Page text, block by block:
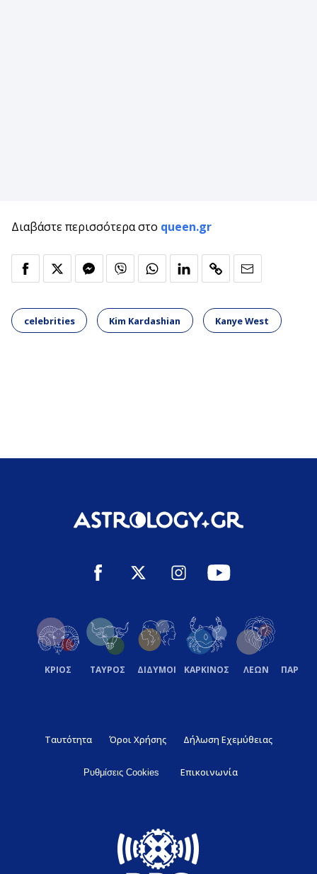
Διαβάστε περισσότερα στο queen.gr
celebrities Kim Kardashian Kanye West
ΚΡΙΟΣ ΤΑΥΡΟΣ ΔΙΔΥΜΟΙ ΚΑΡΚΙΝΟΣ ΛΕΩΝ
Ταυτότητα Όροι Χρήσης Δήλωση Εχεμύθειας
Ρυθμίσεις Cookies Επικοινωνία